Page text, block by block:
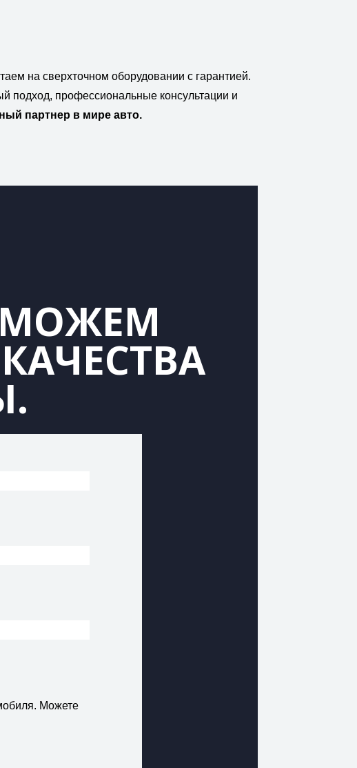
на сверхточном оборудовании с гарантией.
профессиональные консультации и
партнер в мире авто.
Можете